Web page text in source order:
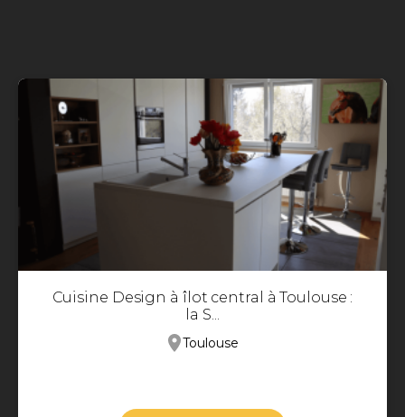
Cuisine Design à îlot central à Toulouse :
la S...
Toulouse